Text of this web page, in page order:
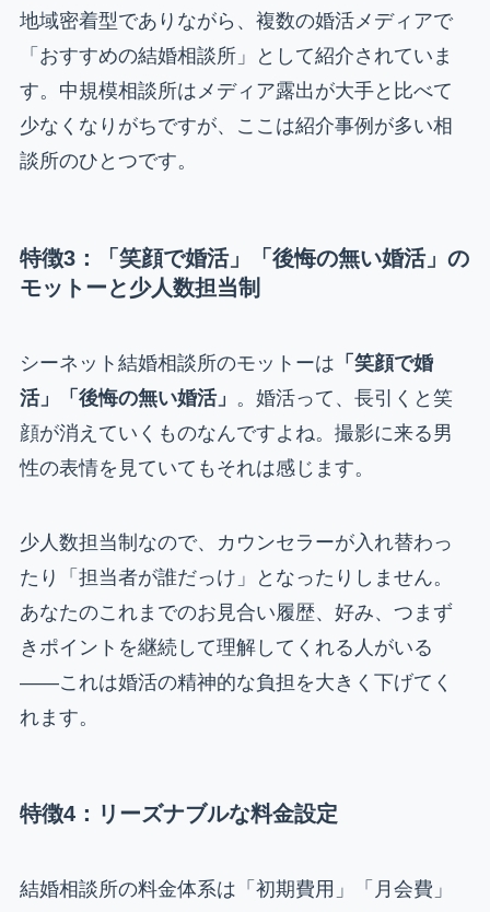
地域密着型でありながら、複数の婚活メディアで
「おすすめの結婚相談所」として紹介されていま
す。中規模相談所はメディア露出が大手と比べて
少なくなりがちですが、ここは紹介事例が多い相
談所のひとつです。
特徴3：「笑顔で婚活」「後悔の無い婚活」の
モットーと少人数担当制
シーネット結婚相談所のモットーは 「笑顔で婚
活」「後悔の無い婚活」 。婚活って、長引くと笑
顔が消えていくものなんですよね。撮影に来る男
性の表情を見ていてもそれは感じます。
少人数担当制なので、カウンセラーが入れ替わっ
たり「担当者が誰だっけ」となったりしません。
あなたのこれまでのお見合い履歴、好み、つまず
きポイントを継続して理解してくれる人がいる
——これは婚活の精神的な負担を大きく下げてく
れます。
特徴4：リーズナブルな料金設定
結婚相談所の料金体系は「初期費用」「月会費」